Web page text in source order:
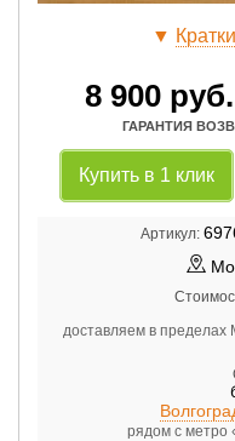
▼
8 900руб.
ГАРАНТИЯ
Купить в 1 клик
Артикул:
доставляем в
рядом с метро